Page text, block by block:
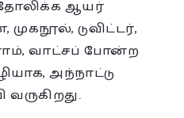
ஆயர்
டுவிட்டர்,
வாட்சப் போன்ற
அந்நாட்டு